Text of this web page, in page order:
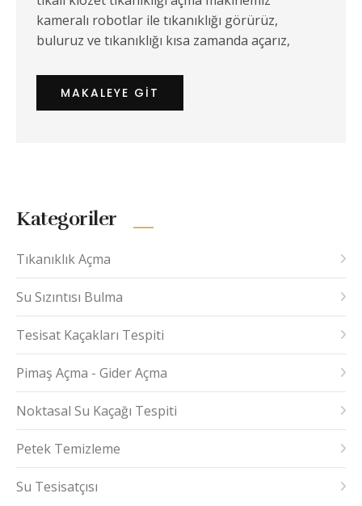
kameralı robotlar ile tıkanıklığı görürüz,
buluruz ve tıkanıklığı kısa zamanda açarız,
MAKALEYE GIT
Kategoriler
Tıkanıklık Açma
Su Sızıntısı Bulma
Tesisat Kaçakları Tespiti
Pimaş Açma - Gider Açma
Noktasal Su Kaçağı Tespiti
Petek Temizleme
Su Tesisatçısı